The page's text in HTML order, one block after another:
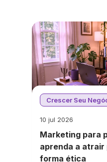
Crescer Seu
10 jul 2026
Marketing para
aprenda a
forma ética